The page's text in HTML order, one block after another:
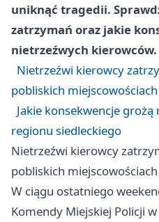
uniknąć tragedii.
zatrzymań oraz jakie
nietrzeźwych kierowców.
Nietrzeźwi kierowcy
pobliskich miejscowościach
Jakie konsekwencje
regionu siedleckiego
Nietrzeźwi kierowcy
pobliskich miejscowościach
W ciągu ostatniego
Komendy Miejskiej Policji